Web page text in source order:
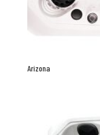
Arizona